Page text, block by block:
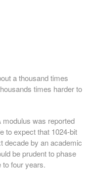
a thousand times
times harder to
was reported
to expect that 1024-bit
decade by an academic
be prudent to phase
to four years.